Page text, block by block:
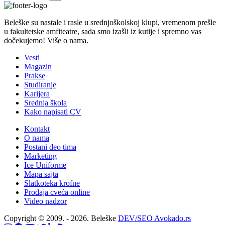
Beleške su nastale i rasle u srednjoškolskoj klupi, vremenom prešle
u fakultetske amfiteatre, sada smo izašli iz kutije i spremno vas
dočekujemo! Više o nama.
Vesti
Magazin
Prakse
Studiranje
Karijera
Srednja škola
Kako napisati CV
Kontakt
O nama
Postani deo tima
Marketing
Ice Uniforme
Mapa sajta
Slatkoteka krofne
Prodaja cveća online
Video nadzor
Copyright © 2009. - 2026. Beleške DEV/SEO Avokado.rs